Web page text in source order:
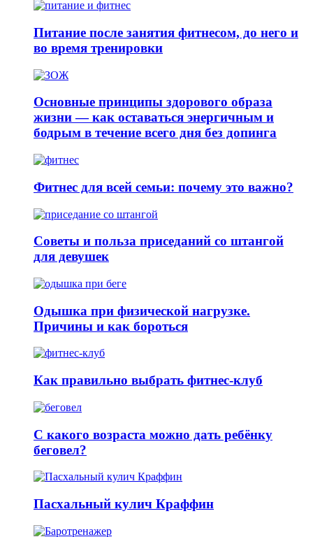
Питание после занятия фитнесом, до него и
во время тренировки
Основные принципы здорового образа
жизни — как оставаться энергичным и
бодрым в течение всего дня без допинга
Фитнес для всей семьи: почему это важно?
Советы и польза приседаний со штангой
для девушек
Одышка при физической нагрузке.
Причины и как бороться
Как правильно выбрать фитнес-клуб
С какого возраста можно дать ребёнку
беговел?
Пасхальный кулич Краффин